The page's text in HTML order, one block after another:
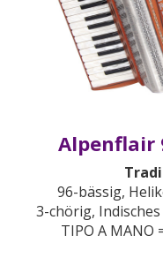
Alpenflair
96-bässig,
3-chörig,
TIPO A MANO